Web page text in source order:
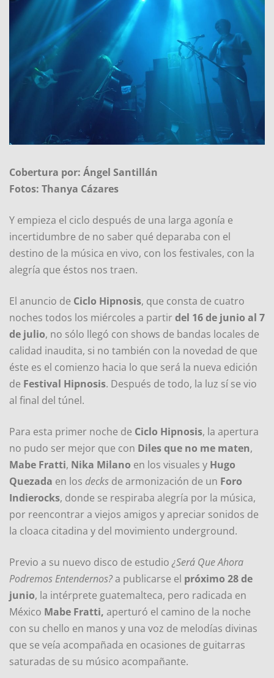
Cobertura por: Ángel Santillán
Fotos: Thanya Cázares
Y empieza el ciclo después de una larga agonía e
incertidumbre de no saber qué deparaba con el
destino de la música en vivo, con los festivales, con la
alegría que éstos nos traen.
El anuncio de Ciclo Hipnosis, que consta de cuatro
noches todos los miércoles a partirdel 16 de junio al 7
de julio, no sólo llegó con shows de bandas locales de
calidad inaudita, si no también con la novedad de que
éste es el comienzo hacia lo que será la nueva edición
de Festival Hipnosis. Después de todo, la luz sí se vio
al final del túnel.
Para esta primer noche de Ciclo Hipnosis, la apertura
no pudo ser mejor que con Diles que no me maten,
Mabe Fratti, Nika Milano en los visuales y Hugo
Quezada en los decks de armonización de un Foro
Indierocks, donde se respiraba alegría por la música,
por reencontrar a viejos amigos y apreciar sonidos de
la cloaca citadina y del movimiento underground.
Previo a su nuevo disco de estudio ¿Será Que Ahora
Podremos Entendernos?a publicarse el próximo 28 de
junio, la intérprete guatemalteca, pero radicada en
México Mabe Fratti, aperturó el camino de la noche
con su chello en manos y una voz de melodías divinas
que se veía acompañada en ocasiones de guitarras
saturadas de su músico acompañante.